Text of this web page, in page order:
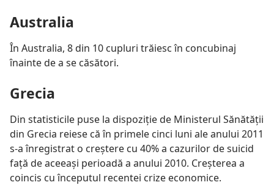
Australia
În Australia, 8 din 10 cupluri trăiesc în concubinaj
înainte de a se căsători.
Grecia
Din statisticile puse la dispoziţie de Ministerul Sănătăţii
din Grecia reiese că în primele cinci luni ale anului 2011
s-a înregistrat o creştere cu 40% a cazurilor de suicid
faţă de aceeaşi perioadă a anului 2010. Creşterea a
coincis cu începutul recentei crize economice.